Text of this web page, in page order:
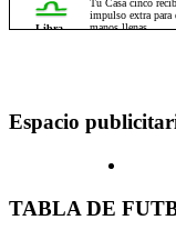
Espacio
TABLA DE